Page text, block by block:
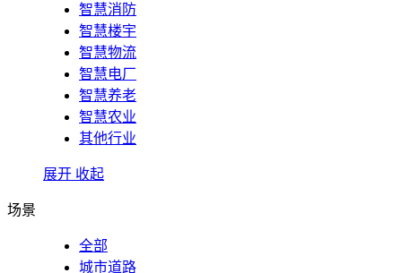
智慧消防
智慧楼宇
智慧物流
智慧电厂
智慧养老
智慧农业
其他行业
展开 收起
场景
全部
城市道路